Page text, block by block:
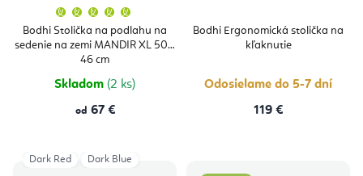
Bodhi Stolička na podlahu na
sedenie na zemi MANDIR XL 50 x
46 cm
produktu
je
5,0
hviezdičiek.
Skladom (2 ks)
od 67 €
Bodhi Ergonomická stolička na
kľaknutie
Odosielame do 5-7 dní
119 €
Dark Red Dark Blue